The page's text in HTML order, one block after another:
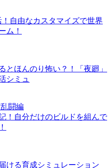
自由なカスタマイズで世界
ム！
とほんのり怖い？！「夜廻」
シミュ
闘編
！自分だけのビルドを組んで
ける育成シミュレーション